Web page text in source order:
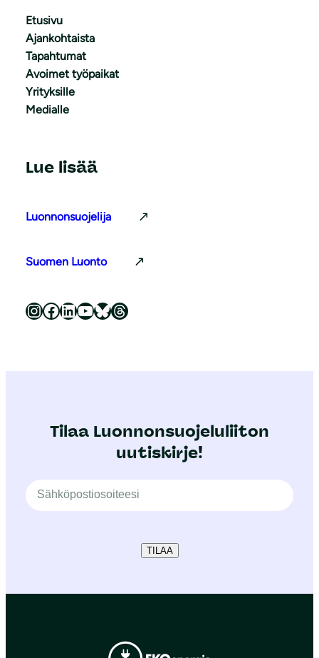
Etusivu
Ajankohtaista
Tapahtumat
Avoimet työpaikat
Yrityksille
Medialle
Lue lisää
Luonnonsuojelija
Suomen Luonto
Luonnonsuojeluliitto Instagramissa Luonnonsuojeluliitto Facebookissa Luonnonsuojeluliitto LinkedInissä Luonnonsuojeluliiton YouTube-kanava Luonnonsuojeluliitto Blueskyssa Luonnonsuojeluliitto Threadsissa
Tilaa Luonnonsuojeluliiton
uutiskirje!
TILAA